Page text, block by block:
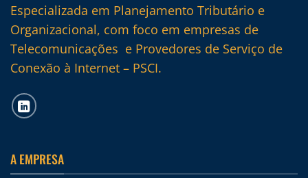
Especializada em Planejamento Tributário e
Organizacional, com foco em empresas de
Telecomunicações e Provedores de Serviço de
Conexão à Internet – PSCI.
A EMPRESA